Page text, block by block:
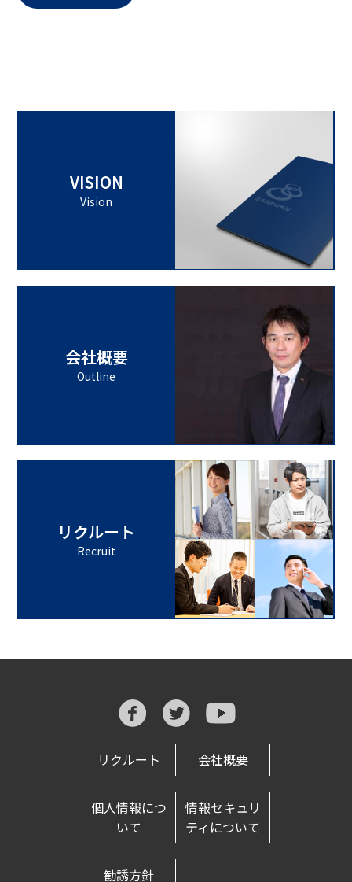
VISION
Vision
会社概要
Outline
リクルート
Recruit
リクルート 会社概要
個人情報につ
いて
情報セキュリ
ティについて
勧誘方針